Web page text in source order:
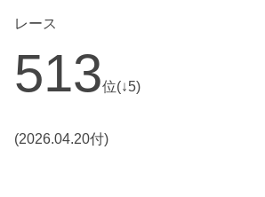
レース
513位(↓5)
(2026.04.20付)